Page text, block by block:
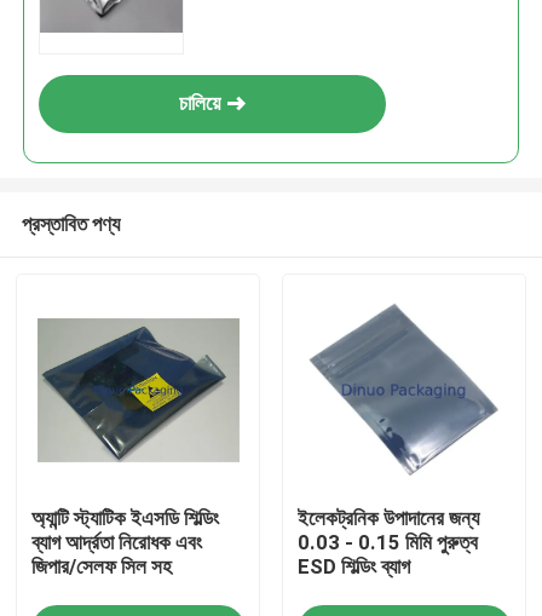
চালিয়ে
প্রস্তাবিত পণ্য
অ্যান্টি স্ট্যাটিক ইএসডি শিল্ডিং
ব্যাগ আর্দ্রতা নিরোধক এবং
জিপার/সেলফ সিল সহ
ইলেকট্রনিক উপাদানের জন্য
0.03 - 0.15 মিমি পুরুত্ব
ESD শিল্ডিং ব্যাগ